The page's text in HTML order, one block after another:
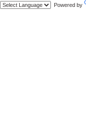
Powered by